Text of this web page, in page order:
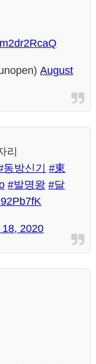
August
리
동방신기
#東
#발명왕 #달
2020